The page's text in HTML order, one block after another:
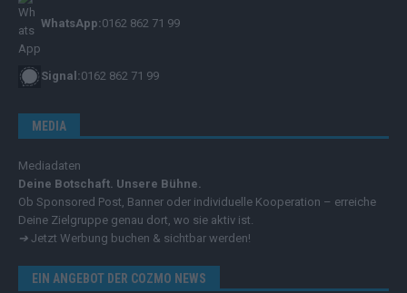
WhatsApp:0162 862 71 99
Signal:0162 862 71 99
MEDIA
Mediadaten
Deine Botschaft. Unsere Bühne.
Ob Sponsored Post, Banner oder individuelle Kooperation – erreiche
Deine Zielgruppe genau dort, wo sie aktiv ist.
➔ Jetzt Werbung buchen & sichtbar werden!
EIN ANGEBOT DER COZMO NEWS